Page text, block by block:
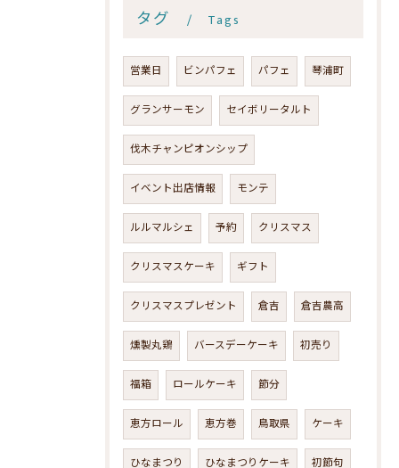
タグ Tags
営業日 ビンパフェ パフェ 琴浦町
グランサーモン セイボリータルト
伐木チャンピオンシップ
イベント出店情報 モンテ
ルルマルシェ 予約 クリスマス
クリスマスケーキ ギフト
クリスマスプレゼント 倉吉 倉吉農高
燻製丸鶏 バースデーケーキ 初売り
福箱 ロールケーキ 節分
恵方ロール 恵方巻 鳥取県 ケーキ
ひなまつり ひなまつりケーキ 初節句